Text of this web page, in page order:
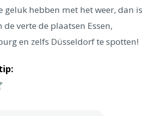
geluk hebben met het weer, dan
verte de plaatsen Essen,
en zelfs Düsseldorf te spotten!